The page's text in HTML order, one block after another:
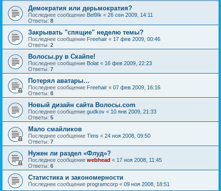
Демократия или дерьмократия?
Последнее сообщение Bel9Ik « 26 сен 2009, 14:11
Ответы: 8
Закрывать "спящие" неделю темы?
Последнее сообщение Freehair « 17 фев 2009, 00:46
Ответы: 2
Волосы.ру в Скайпе!
Последнее сообщение Bolat « 16 фев 2009, 22:23
Ответы: 7
Потерял аватары…
Последнее сообщение Freehair « 07 фев 2009, 16:16
Ответы: 8
Новый дизайн сайта Волосы.com
Последнее сообщение gudkov « 10 янв 2009, 21:33
Ответы: 5
Мало смайликов
Последнее сообщение Tims « 24 ноя 2008, 09:50
Ответы: 7
Нужен ли раздел «Флуд»?
Последнее сообщение webhead « 17 ноя 2008, 11:45
Ответы: 6
Статистика и закономерности
Последнее сообщение programcorp « 09 ноя 2008, 18:51